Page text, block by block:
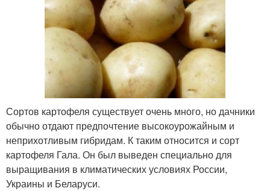
Сортов картофеля существует очень много, но дачники
обычно отдают предпочтение высокоурожайным и
неприхотливым гибридам. К таким относится и сорт
картофеля Гала. Он был выведен специально для
выращивания в климатических условиях России,
Украины и Беларуси.